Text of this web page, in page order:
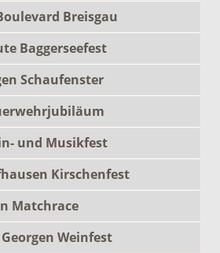
Breisgau
Baggerseefest
Schaufenster
und Musikfest
Kirschenfest
Matchrace
Weinfest